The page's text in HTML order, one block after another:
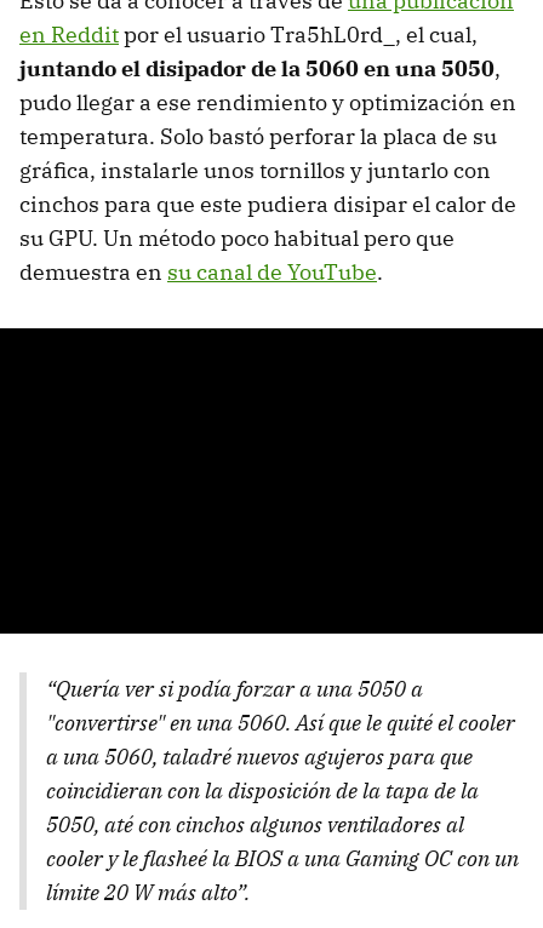
en Redditpor el usuario Tra5hL0rd_, el cual,
juntando el disipador de la 5060 en una 5050,
pudo llegar a ese rendimiento y optimización en
temperatura. Solo bastó perforar la placa de su
gráfica, instalarle unos tornillos y juntarlo con
cinchos para que este pudiera disipar el calor de
su GPU. Un método poco habitual pero que
demuestra en su canal de YouTube.
“Quería ver si podía forzar a una 5050 a
"convertirse" en una 5060. Así que le quité el cooler
a una 5060, taladré nuevos agujeros para que
coincidieran con la disposición de la tapa de la
5050, até con cinchos algunos ventiladores al
cooler y le flasheé la BIOS a una Gaming OC con un
límite 20 W más alto”.